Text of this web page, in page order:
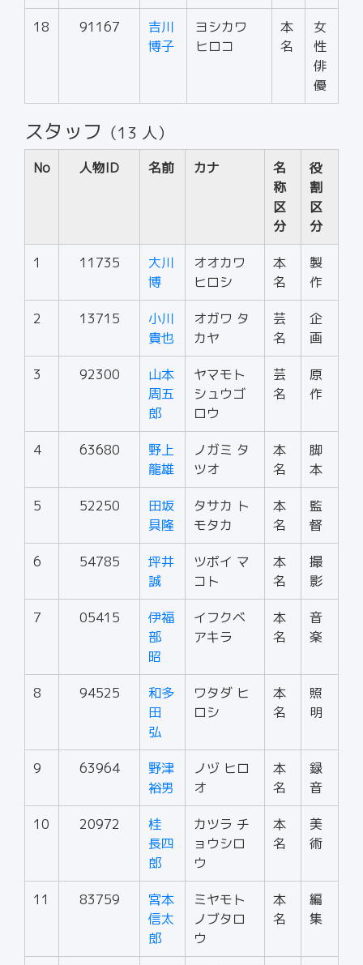
18 91167
吉川
博子
ヨシカワ
ヒロコ
本
名
女
性
俳
優
スタッフ （13 人）
No 人物ID 名前 カナ
名
称
区
分
役
割
区
分
1 11735
大川
博
オオカワ
ヒロシ
本
名
製
作
2 13715
小川
貴也
オガワ タ
カヤ
芸
名
企
画
3 92300
山本
周五
郎
ヤマモト
シュウゴ
ロウ
芸
名
原
作
4 63680
野上
龍雄
ノガミ タ
ツオ
本
名
脚
本
5 52250
田坂
具隆
タサカ ト
モタカ
本
名
監
督
6 54785
坪井
誠
ツボイ マ
コト
本
名
撮
影
7 05415
伊福
部
昭
イフクベ
アキラ
本
名
音
楽
8 94525
和多
田
弘
ワタダ ヒ
ロシ
本
名
照
明
9 63964
野津
裕男
ノヅ ヒロ
オ
本
名
録
音
10 20972
桂
長四
郎
カツラ チ
ョウシロ
ウ
本
名
美
術
11 83759
宮本
信太
郎
ミヤモト
ノブタロ
ウ
本
名
編
集